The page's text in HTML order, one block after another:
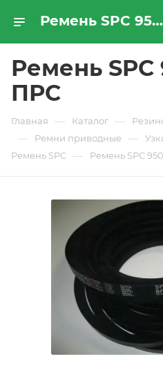
Ремень SPC 9500 ПРС - купить по цене производителя с доставкой по Москве и России | ПРОМРЕСУРССЕРВИС
Ремень SPC
ПРС
Главная — Каталог —
— Ремни приводные —
Ремень SPC — Ремень SPC